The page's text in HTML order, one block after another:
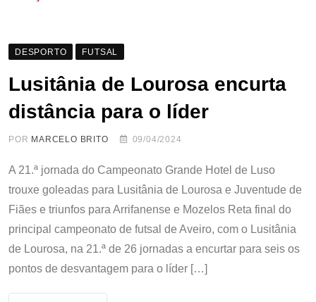
DESPORTO FUTSAL
Lusitânia de Lourosa encurta
distância para o líder
POR MARCELO BRITO 09/04/2024
A 21.ª jornada do Campeonato Grande Hotel de Luso
trouxe goleadas para Lusitânia de Lourosa e Juventude de
Fiães e triunfos para Arrifanense e Mozelos Reta final do
principal campeonato de futsal de Aveiro, com o Lusitânia
de Lourosa, na 21.ª de 26 jornadas a encurtar para seis os
pontos de desvantagem para o líder […]